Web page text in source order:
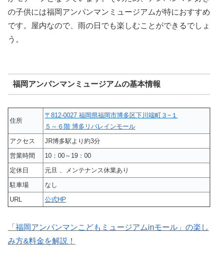
の子供には福岡アンパンマンミュージアムが特におすすめ
です。屋内なので、雨の日でも楽しむことができるでしょ
う。
福岡アンパンマンミュージアムの基本情報
住所
〒812-0027 福岡県福岡市博多区下川端町３−１
５～６階 博多リバレインモール
アクセス
JR博多駅より約3分
営業時間
10：00～19：00
定休日
元旦 、メンテナンス休業あり
駐車場
なし
URL
公式HP
「福岡アンパンマンこどもミュージアムinモール」の楽し
み方&料金を解説！